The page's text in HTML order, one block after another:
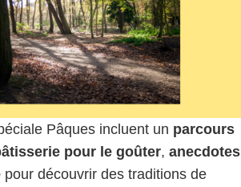
Pâques incluent un parcours
pour le goûter, anecdotes
pour découvrir des traditions de